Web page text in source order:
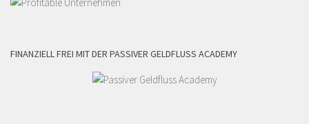
FINANZIELL FREI MIT DER PASSIVER GELDFLUSS ACADEMY